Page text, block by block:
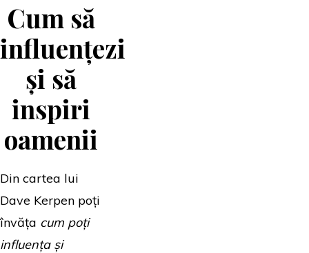
Cum să
influențezi
și să
inspiri
oamenii
Din cartea lui
Dave Kerpen poți
învăța cum poți
influența și